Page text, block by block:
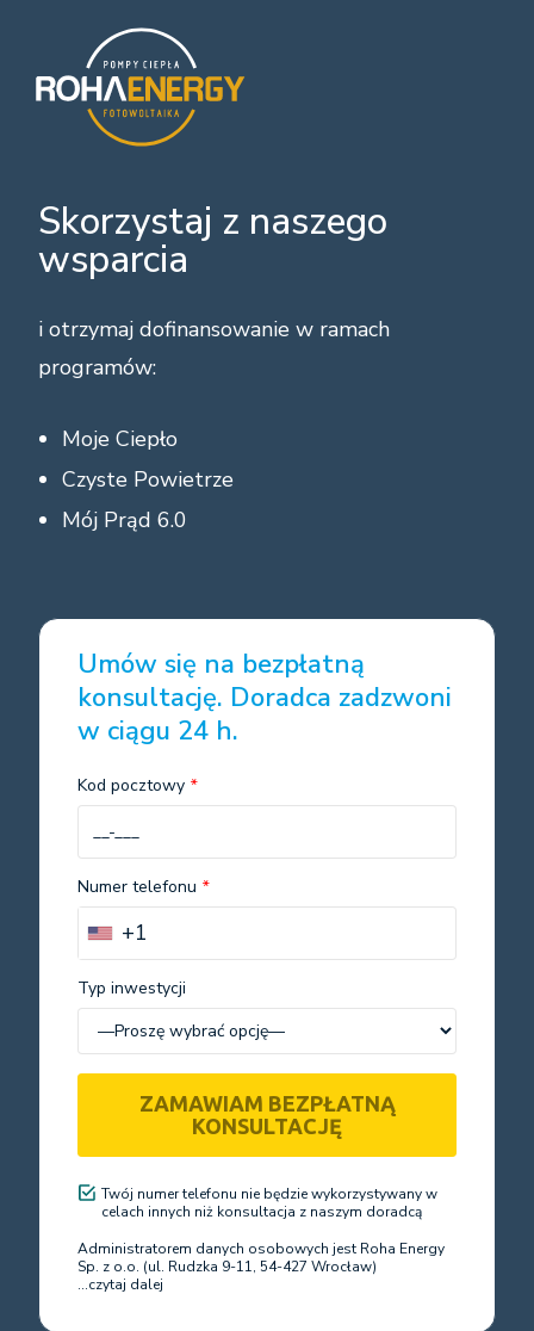
Skorzystaj z naszego
wsparcia
i otrzymaj dofinansowanie w ramach
programów:
Moje Ciepło
Czyste Powietrze
Mój Prąd 6.0
Umów się na bezpłatną
konsultację. Doradca zadzwoni
w ciągu 24 h.
Kod pocztowy *
Numer telefonu *
+1
Typ inwestycji
Please leave this field empty.
Twój numer telefonu nie będzie wykorzystywany w
celach innych niż konsultacja z naszym doradcą
Administratorem danych osobowych jest Roha Energy
Sp. z o.o. (ul. Rudzka 9-11, 54-427 Wrocław)
...czytaj dalej